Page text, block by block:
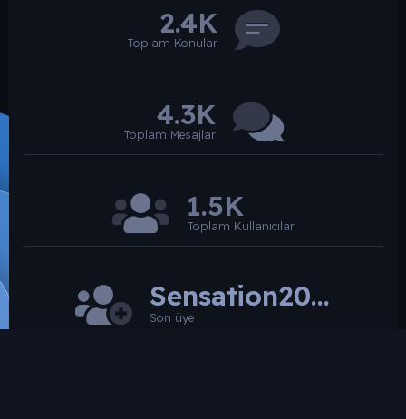
2.4K
Toplam Konular
4.3K
Toplam Mesajlar
1.5K
Toplam Kullanıcılar
Sensation2026
Son üye